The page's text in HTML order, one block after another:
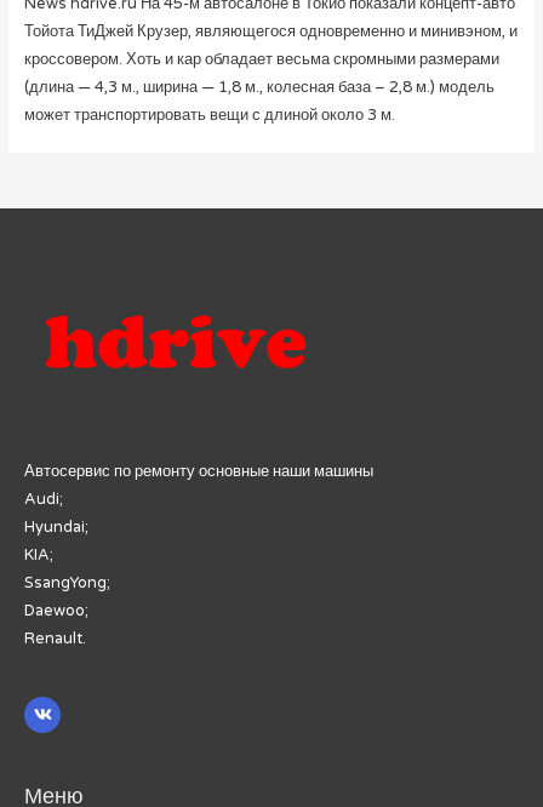
Тойота ТиДжей Крузер, являющегося одновременно и минивэном, и
кроссовером. Хоть и кар обладает весьма скромными размерами
(длина — 4,3 м., ширина — 1,8 м., колесная база – 2,8 м.) модель
может транспортировать вещи с длиной около 3 м.
Автосервис по ремонту основные наши машины
Audi;
Hyundai;
KIA;
SsangYong;
Daewoo;
Renault.
Меню